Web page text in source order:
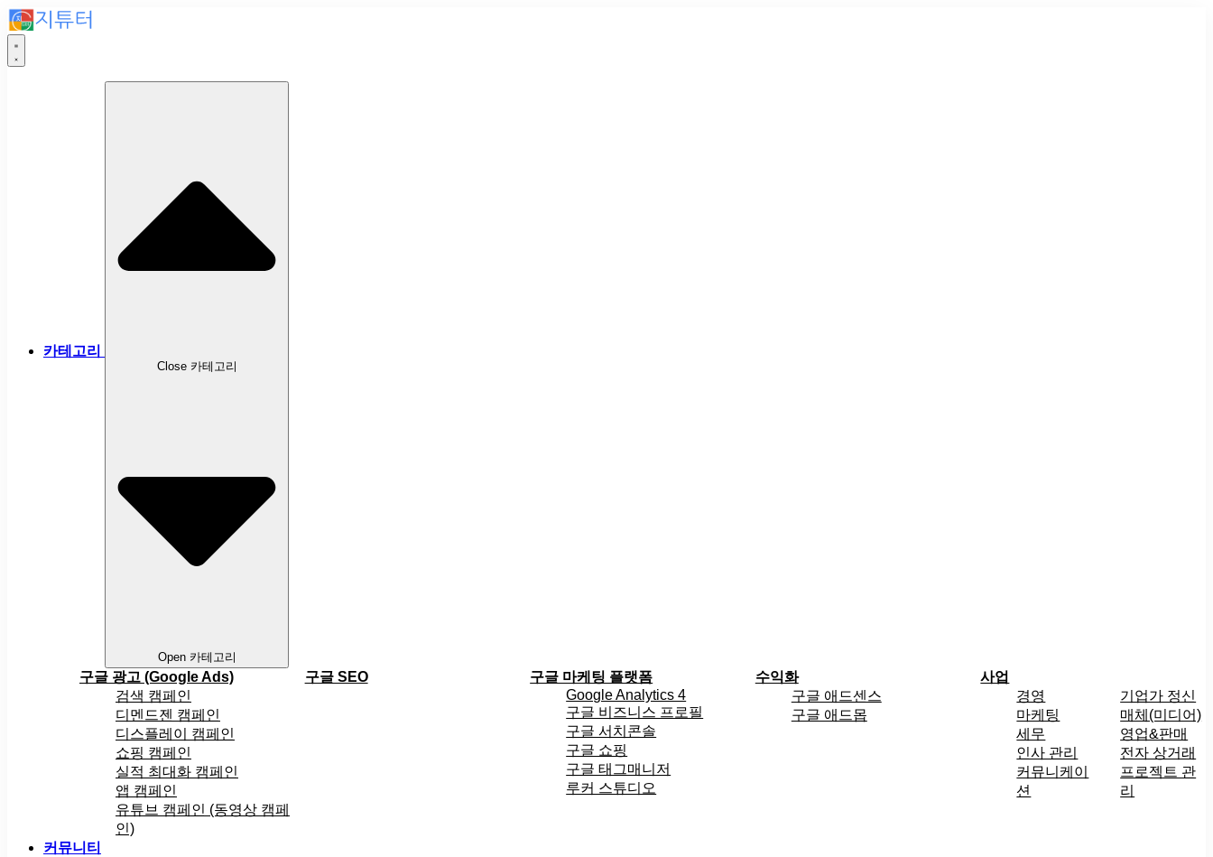
카테고리
Close 카테고리
Open 카테고리
구글 광고 (Google Ads)
검색 캠페인
디멘드젠 캠페인
디스플레이 캠페인
쇼핑 캠페인
실적 최대화 캠페인
앱 캠페인
유튜브 캠페인 (동영상 캠페
인)
구글 SEO
구글 마케팅 플랫폼
Google Analytics 4
구글 비즈니스 프로필
구글 서치콘솔
구글 쇼핑
구글 태그매니저
루커 스튜디오
수익화
구글 애드센스
구글 애드몹
사업
경영
기업가 정신
마케팅
매체(미디어)
세무
영업&판매
인사 관리
전자 상거래
커뮤니케이
션
프로젝트 관
리
커뮤니티